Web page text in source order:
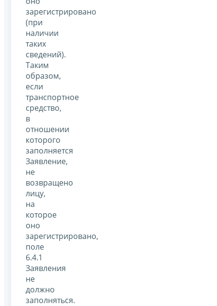
зарегистрировано
(при
наличии
таких
сведений).
Таким
образом,
если
транспортное
средство,
в
отношении
которого
заполняется
Заявление,
не
возвращено
лицу,
на
которое
оно
зарегистрировано,
поле
6.4.1
Заявления
не
должно
заполняться.